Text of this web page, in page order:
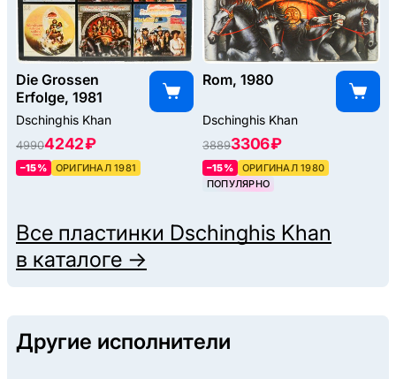
Die Grossen
Erfolge, 1981
Dschinghis Khan
49904242 ₽
–15% ОРИГИНАЛ 1981
Rom, 1980
Dschinghis Khan
38893306 ₽
–15%
ОРИГИНАЛ 1980
ПОПУЛЯРНО
Все пластинки Dschinghis Khan
в каталоге →
Другие исполнители